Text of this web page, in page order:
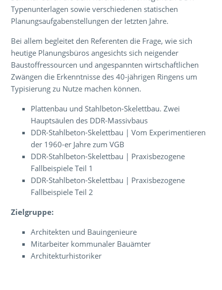
Typenunterlagen sowie verschiedenen statischen
Planungsaufgabenstellungen der letzten Jahre.
Bei allem begleitet den Referenten die Frage, wie sich
heutige Planungsbüros angesichts sich neigender
Baustoffressourcen und angespannten wirtschaftlichen
Zwängen die Erkenntnisse des 40-jährigen Ringens um
Typisierung zu Nutze machen können.
Plattenbau und Stahlbeton-Skelettbau. Zwei
Hauptsäulen des DDR-Massivbaus
DDR-Stahlbeton-Skelettbau | Vom Experimentieren
der 1960-er Jahre zum VGB
DDR-Stahlbeton-Skelettbau | Praxisbezogene
Fallbeispiele Teil 1
DDR-Stahlbeton-Skelettbau | Praxisbezogene
Fallbeispiele Teil 2
Zielgruppe:
Architekten und Bauingenieure
Mitarbeiter kommunaler Bauämter
Architekturhistoriker